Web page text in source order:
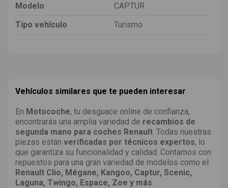
Modelo
CAPTUR
Tipo vehículo
Turismo
Vehículos similares que te pueden interesar
En Motocoche, tu desguace online de confianza,
encontrarás una amplia variedad de recambios de
segunda mano para coches Renault . Todas nuestras
piezas están verificadas por técnicos expertos, lo
que garantiza su funcionalidad y calidad. Contamos con
repuestos para una gran variedad de modelos como el
Renault Clio, Mégane, Kangoo, Captur, Scenic,
Laguna, Twingo, Espace, Zoe y más